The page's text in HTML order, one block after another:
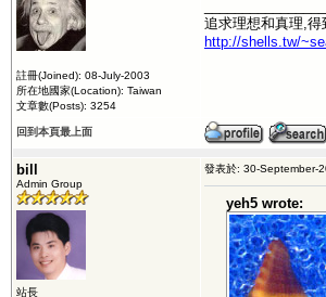
註冊(Joined): 08-July-2003
所在地國家(Location): Taiwan
文章數(Posts): 3254
追求理想和真理,
http://shells.tw/
回到本頁最上面
bill
Admin Group
站長
發表於: 30-September-
yeh5 wrote: